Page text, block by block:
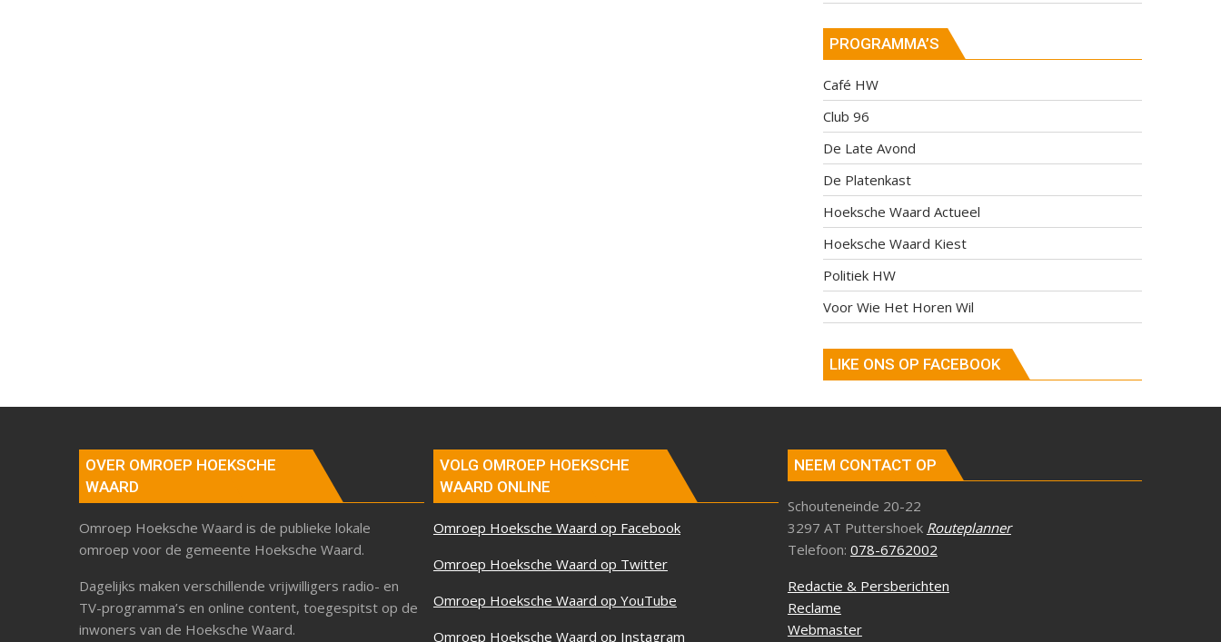
PROGRAMMA’S
Café HW
Club 96
De Late Avond
De Platenkast
Hoeksche Waard Actueel
Hoeksche Waard Kiest
Politiek HW
Voor Wie Het Horen Wil
LIKE ONS OP FACEBOOK
OVER OMROEP HOEKSCHE
WAARD
Omroep Hoeksche Waard is de publieke lokale
omroep voor de gemeente Hoeksche Waard.
Dagelijks maken verschillende vrijwilligers radio- en
TV-programma’s en online content, toegespitst op de
inwoners van de Hoeksche Waard.
VOLG OMROEP HOEKSCHE
WAARD ONLINE
Omroep Hoeksche Waard op Facebook
Omroep Hoeksche Waard op Twitter
Omroep Hoeksche Waard op YouTube
Omroep Hoeksche Waard op Instagram
NEEM CONTACT OP
Schouteneinde 20-22
3297 AT Puttershoek Routeplanner
Telefoon: 078-6762002
Redactie & Persberichten
Reclame
Webmaster